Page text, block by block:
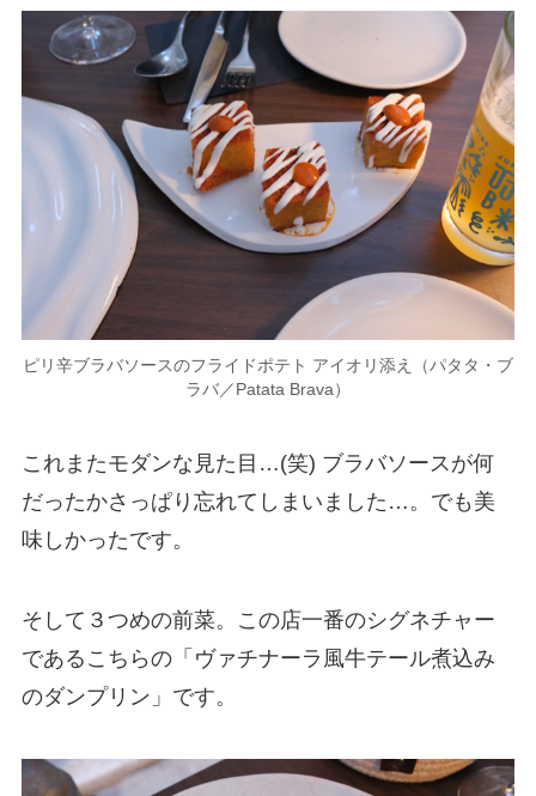
ピリ辛ブラバソースのフライドポテト アイオリ添え（パタタ・ブ
ラバ／Patata Brava）
これまたモダンな見た目…(笑) ブラバソースが何
だったかさっぱり忘れてしまいました…。でも美
味しかったです。
そして３つめの前菜。この店一番のシグネチャー
であるこちらの「ヴァチナーラ風牛テール煮込み
のダンプリン」です。